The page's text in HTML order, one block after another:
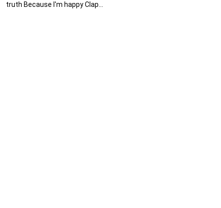
truth Because I'm happy Clap...